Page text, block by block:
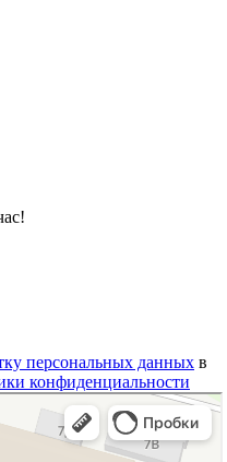
персональных данных в
конфиденциальности